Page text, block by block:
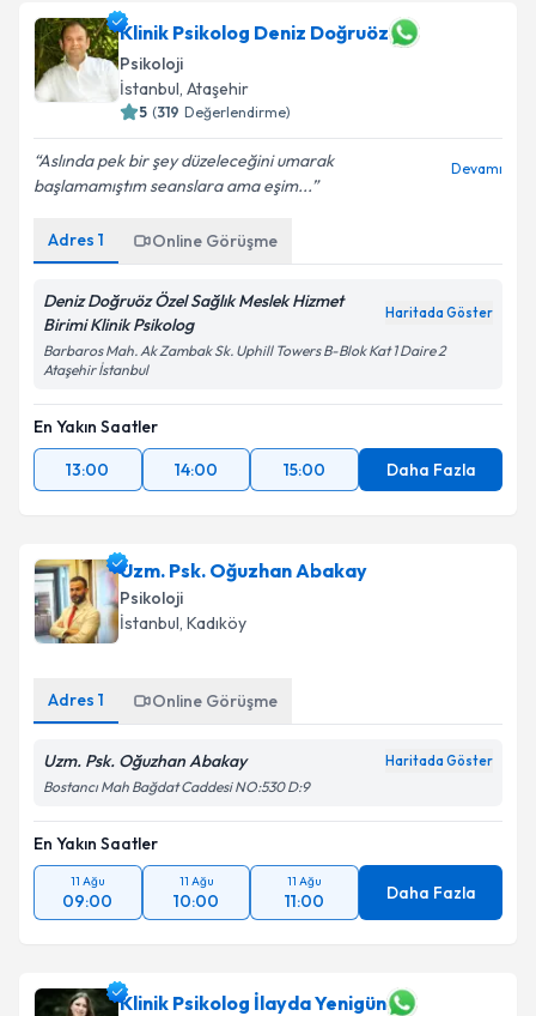
Klinik Psikolog Deniz Doğruöz
Psikoloji
İstanbul, Ataşehir
5 (319 Değerlendirme)
Aslında pek bir şey düzeleceğini umarak
başlamamıştım seanslara ama eşim...
Devamı
Adres 1 Online Görüşme
Deniz Doğruöz Özel Sağlık Meslek Hizmet
Birimi Klinik Psikolog
Haritada Göster
Barbaros Mah. Ak Zambak Sk. Uphill Towers B-Blok Kat 1 Daire 2
Ataşehir İstanbul
En Yakın Saatler
13:00
14:00 15:00 Daha Fazla
Uzm. Psk. Oğuzhan Abakay
Psikoloji
İstanbul, Kadıköy
Adres 1 Online Görüşme
Uzm. Psk. Oğuzhan Abakay Haritada Göster
Bostancı Mah Bağdat Caddesi NO:530 D:9
En Yakın Saatler
11 Ağu
09:00
11 Ağu
10:00
11 Ağu
11:00 Daha Fazla
Klinik Psikolog İlayda Yenigün